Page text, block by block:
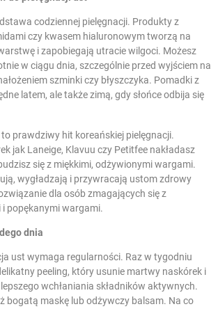
codziennej pielęgnacji. Produkty z
czy kwasem hialuronowym tworzą na
i zapobiegają utracie wilgoci. Możesz
w ciągu dnia, szczególnie przed wyjściem na
szminki czy błyszczyka. Pomadki z
latem, ale także zimą, gdy słońce odbija się
prawdziwy hit koreańskiej pielęgnacji.
jak Laneige, Klavuu czy Petitfee nakładasz
się z miękkimi, odżywionymi wargami.
wygładzają i przywracają ustom zdrowy
dla osób zmagających się z
popękanymi wargami.
dnia
ust wymaga regularności. Raz w tygodniu
peeling, który usunie martwy naskórek i
wchłaniania składników aktywnych.
bogatą maskę lub odżywczy balsam. Na co